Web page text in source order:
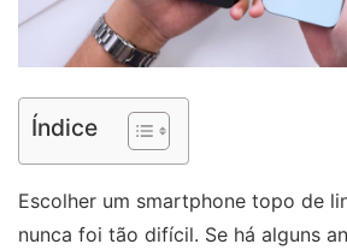
Índice
Escolher um smartphone topo de
nunca foi tão difícil. Se há alguns